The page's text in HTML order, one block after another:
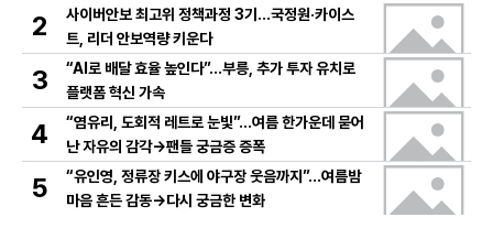
2
사이버안보 최고위 정책과정 3기…국정원·카이스
트, 리더 안보역량 키운다
3
“AI로 배달 효율 높인다”…부릉, 추가 투자 유치로
플랫폼 혁신 가속
4
“염유리, 도회적 레트로 눈빛”…여름 한가운데 묻어
난 자유의 감각→팬들 궁금증 증폭
5
“유인영, 정류장 키스에 야구장 웃음까지”…여름밤
마음 흔든 감동→다시 궁금한 변화